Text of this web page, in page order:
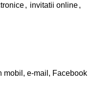
, invitatii online,
mobil, e-mail, Facebook